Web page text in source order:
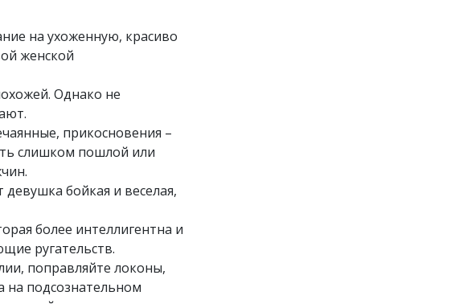
на ухоженную, красиво
женской
Однако не
прикосновения –
слишком пошлой или
бойкая и веселая,
более интеллигентна и
ругательств.
поправляйте локоны,
на подсознательном